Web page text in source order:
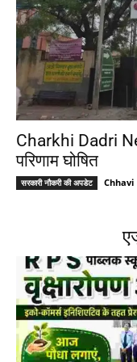
Charkhi Dadri
परिणाम घोषित
सरकारी नौकरी की अपडेट Chhavi